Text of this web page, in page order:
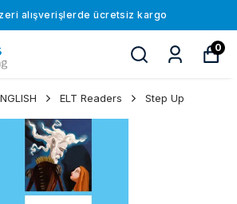
alışverişlerde ücretsiz kargo
0
ELT Readers Step Up